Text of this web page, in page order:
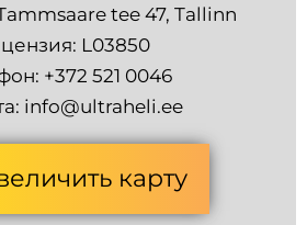
tee 47, Tallinn
L03850
+372 521 0046
info@ultraheli.ee
карту